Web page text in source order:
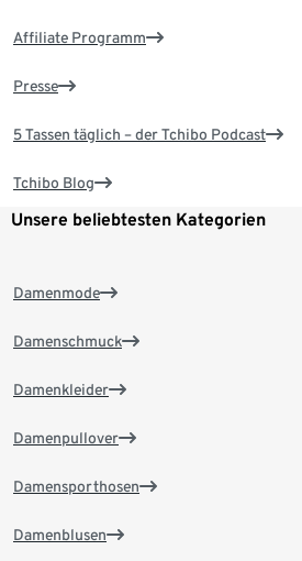
Affiliate Programm
Presse
5 Tassen täglich – der Tchibo Podcast
Tchibo Blog
Unsere beliebtesten Kategorien
Damenmode
Damenschmuck
Damenkleider
Damenpullover
Damensporthosen
Damenblusen